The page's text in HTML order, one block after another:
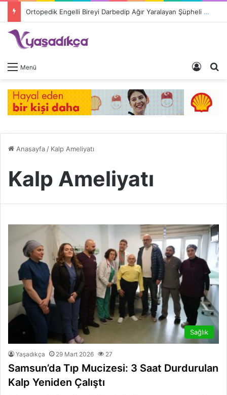
Ortopedik Engelli Bireyi Darbedip Ağır Yaralayan Şüpheli Tutuklandı
Menü Giriş
Anasayfa/ Kalp Ameliyatı
Kalp Ameliyatı
Sağlık
Yaşadıkça 29 Mart 2026 27
Samsun’da Tıp Mucizesi: 3 Saat Durdurulan
Kalp Yeniden Çalıştı